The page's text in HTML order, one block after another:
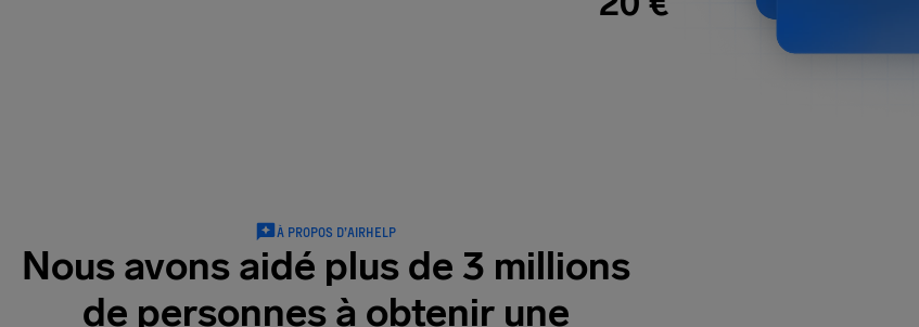
À PROPOS D’AIRHELP
Nous avons aidé plus de 3 millions
de personnes à obtenir une